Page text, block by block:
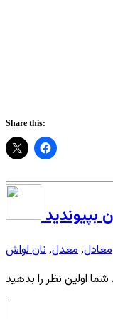
Share this:
بپیوندید
معادل, معدل, نان لواش